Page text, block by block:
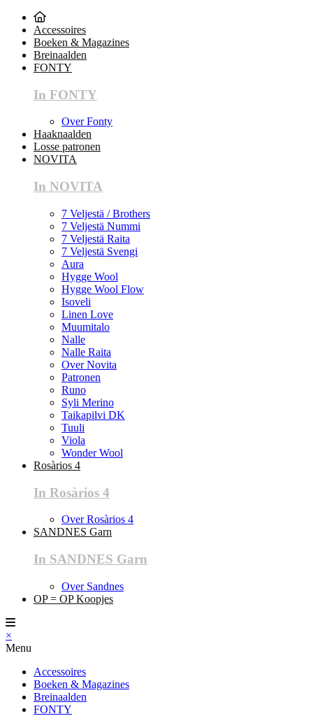
Accessoires
Boeken & Magazines
Breinaalden
FONTY
In FONTY
Over Fonty
Haaknaalden
Losse patronen
NOVITA
In NOVITA
7 Veljestä / Brothers
7 Veljestä Nummi
7 Veljestä Raita
7 Veljestä Svengi
Aura
Hygge Wool
Hygge Wool Flow
Isoveli
Linen Love
Muumitalo
Nalle
Nalle Raita
Over Novita
Patronen
Runo
Syli Merino
Taikapilvi DK
Tuuli
Viola
Wonder Wool
Rosàrios 4
In Rosàrios 4
Over Rosàrios 4
SANDNES Garn
In SANDNES Garn
Over Sandnes
OP = OP Koopjes
×
Menu
Accessoires
Boeken & Magazines
Breinaalden
FONTY